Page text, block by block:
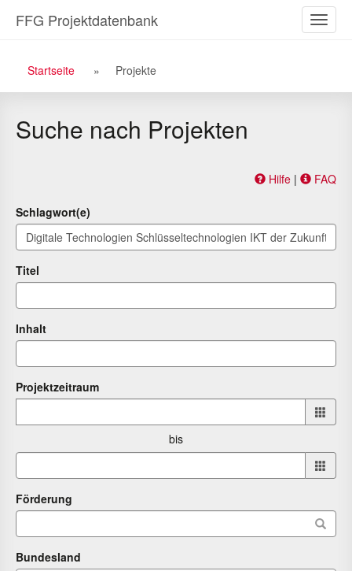
den
Inhalt
ein-/
FFG Projektdatenbank
Breadcrumb
Navigation
Startseite Projekte
Suche nach Projekten
Hilfe | FAQ
Schlagwort(e)
Titel
Inhalt
Projektzeitraum
von
bis
Förderung
Bundesland